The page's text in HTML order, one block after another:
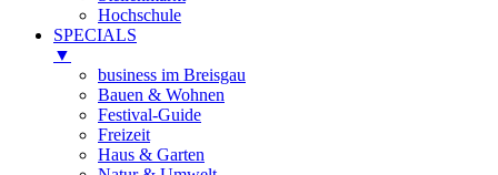
Hochschule
SPECIALS
▼
business im Breisgau
Bauen & Wohnen
Festival-Guide
Freizeit
Haus & Garten